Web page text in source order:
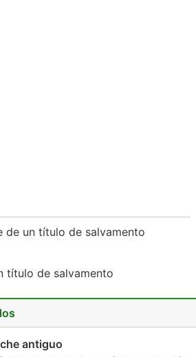
de un título de salvamento
título de salvamento
antiguo